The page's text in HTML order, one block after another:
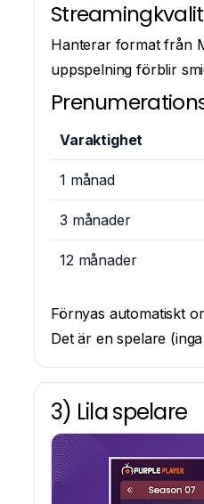
Hanterar format från
uppspelning förblir
Varaktighet
1 månad
3 månader
12 månader
Förnyas automatiskt
Det är en spelare
3) Lila spelare